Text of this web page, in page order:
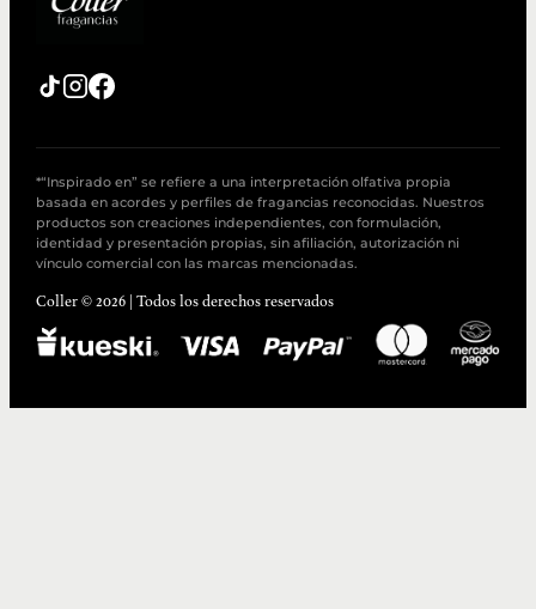
*“Inspirado en” se refiere a una interpretación olfativa propia
basada en acordes y perfiles de fragancias reconocidas. Nuestros
productos son creaciones independientes, con formulación,
identidad y presentación propias, sin afiliación, autorización ni
vínculo comercial con las marcas mencionadas.
Coller © 2026 | Todos los derechos reservados